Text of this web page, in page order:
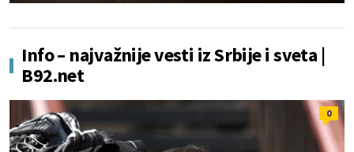
Info – najvažnije vesti iz Srbije i sveta |
B92.net
0